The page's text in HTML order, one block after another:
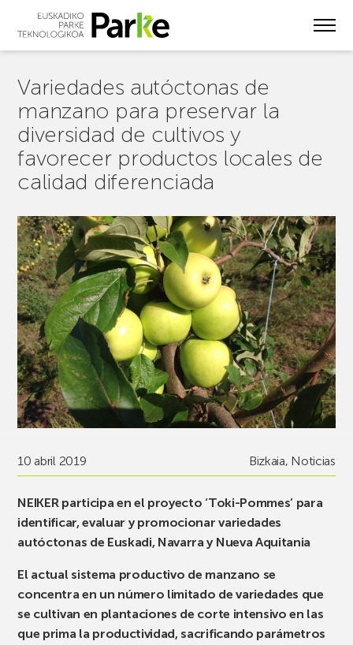
Variedades autóctonas de
manzano para preservar la
diversidad de cultivos y
favorecer productos locales de
calidad diferenciada
10 abril 2019 Bizkaia, Noticias
NEIKER participa en el proyecto ‘Toki-Pommes’ para
identificar, evaluar y promocionar variedades
autóctonas de Euskadi, Navarra y Nueva Aquitania
El actual sistema productivo de manzano se
concentra en un número limitado de variedades que
se cultivan en plantaciones de corte intensivo en las
que prima la productividad, sacrificando parámetros